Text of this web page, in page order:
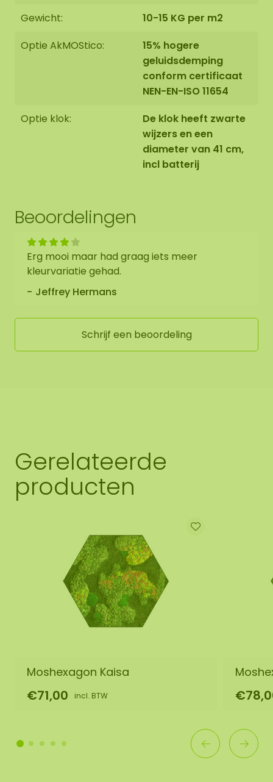
geselecteerde foto. Mocht u een andere maat
info@mosschilderij.nl
Gewicht:
10-15 KG per m2
Optie AkMOStico:
15% hogere
geluidsdemping
conform certificaat
NEN-EN-ISO 11654
Optie klok:
De klok heeft zwarte
wijzers en een
diameter van 41 cm,
incl batterij
Beoordelingen
Erg mooi maar had graag iets meer
kleurvariatie gehad.
Jeffrey Hermans
Schrijf een beoordeling
Gerelateerde
producten
Moshexagon Kaisa
€71,00 incl. BTW